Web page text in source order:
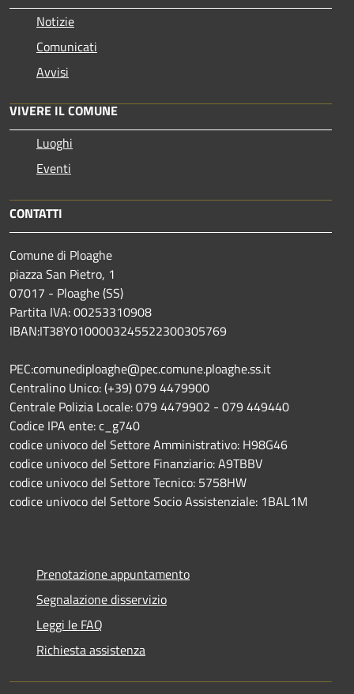
Notizie
Comunicati
Avvisi
VIVERE IL COMUNE
Luoghi
Eventi
CONTATTI
Comune di Ploaghe
piazza San Pietro, 1
07017 - Ploaghe (SS)
Partita IVA: 00253310908
IBAN:IT38Y0100003245522300305769
PEC:comunediploaghe@pec.comune.ploaghe.ss.it
Centralino Unico: (+39) 079 4479900
Centrale Polizia Locale: 079 4479902 - 079 449440
Codice IPA ente: c_g740
codice univoco del Settore Amministrativo: H98G46
codice univoco del Settore Finanziario: A9TBBV
codice univoco del Settore Tecnico: 5758HW
codice univoco del Settore Socio Assistenziale: 1BAL1M
Prenotazione appuntamento
Segnalazione disservizio
Leggi le FAQ
Richiesta assistenza